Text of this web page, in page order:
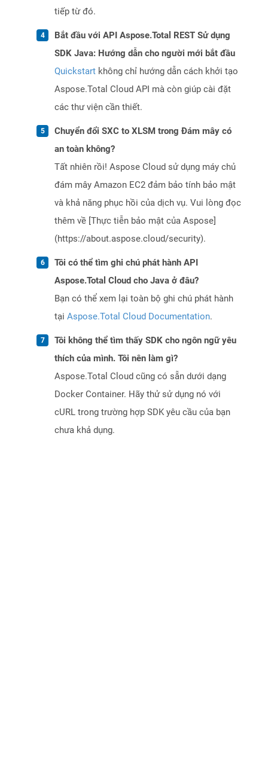
tiếp từ đó.
Bắt đầu với API Aspose.Total REST Sử dụng
SDK Java: Hướng dẫn cho người mới bắt đầu
Quickstart không chỉ hướng dẫn cách khởi tạo
Aspose.Total Cloud API mà còn giúp cài đặt
các thư viện cần thiết.
Chuyển đổi SXC to XLSM trong Đám mây có
an toàn không?
Tất nhiên rồi! Aspose Cloud sử dụng máy chủ
đám mây Amazon EC2 đảm bảo tính bảo mật
và khả năng phục hồi của dịch vụ. Vui lòng đọc
thêm về [Thực tiễn bảo mật của Aspose]
(https://about.aspose.cloud/security).
Tôi có thể tìm ghi chú phát hành API
Aspose.Total Cloud cho Java ở đâu?
Bạn có thể xem lại toàn bộ ghi chú phát hành
tại Aspose.Total Cloud Documentation.
Tôi không thể tìm thấy SDK cho ngôn ngữ yêu
thích của mình. Tôi nên làm gì?
Aspose.Total Cloud cũng có sẵn dưới dạng
Docker Container. Hãy thử sử dụng nó với
cURL trong trường hợp SDK yêu cầu của bạn
chưa khả dụng.